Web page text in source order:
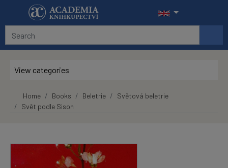
Skip to main content
View categories
Home Books Beletrie
Světová beletrie
Svět podle Sison